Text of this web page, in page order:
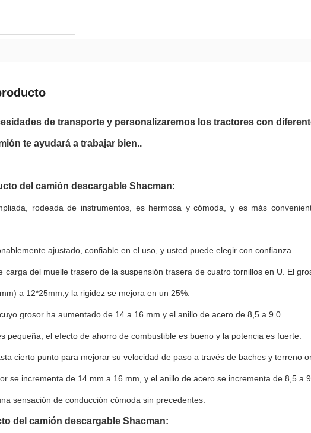
de transporte y personalizaremos los tractores con
te ayudará a trabajar bien..
del camión descargable Shacman:
rodeada de instrumentos, es hermosa y cómoda, y es más
ajustado, confiable en el uso, y usted puede elegir con confianza.
carga del muelle trasero de la suspensión trasera de cuatro tornillos en U. El
a 12*25mm,y la rigidez se mejora en un 25%.
grosor ha aumentado de 14 a 16 mm y el anillo de acero de 8,5 a 9.0.
pequeña, el efecto de ahorro de combustible es bueno y la potencia es fuerte.
cierto punto para mejorar su velocidad de paso a través de baches y terreno
se incrementa de 14 mm a 16 mm, y el anillo de acero se incrementa de 8,5 a
sensación de conducción cómoda sin precedentes.
del camión descargable Shacman: